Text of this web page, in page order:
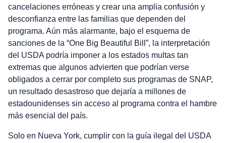
cancelaciones erróneas y crear una amplia confusión y
desconfianza entre las familias que dependen del
programa. Aún más alarmante, bajo el esquema de
sanciones de la “One Big Beautiful Bill”, la interpretación
del USDA podría imponer a los estados multas tan
extremas que algunos advierten que podrían verse
obligados a cerrar por completo sus programas de SNAP,
un resultado desastroso que dejaría a millones de
estadounidenses sin acceso al programa contra el hambre
más esencial del país.
Solo en Nueva York, cumplir con la guía ilegal del USDA